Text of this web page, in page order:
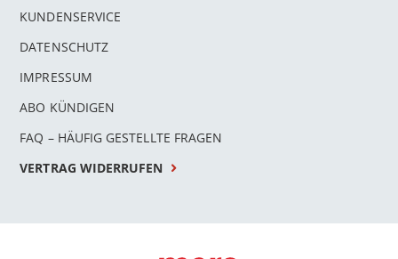
KUNDENSERVICE
DATENSCHUTZ
IMPRESSUM
ABO KÜNDIGEN
FAQ – HÄUFIG GESTELLTE FRAGEN
VERTRAG WIDERRUFEN